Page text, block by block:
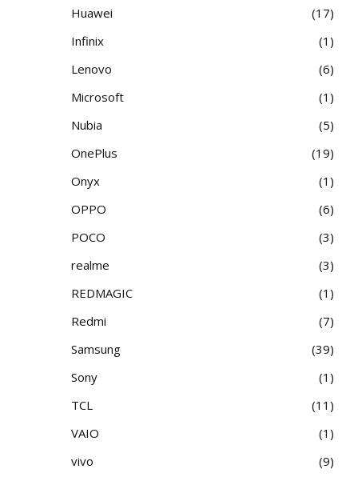
Huawei
17
Infinix
1
Lenovo
6
Microsoft
1
Nubia
5
OnePlus
19
Onyx
1
OPPO
6
POCO
3
realme
3
REDMAGIC
1
Redmi
7
Samsung
39
Sony
1
TCL
11
VAIO
1
vivo
9